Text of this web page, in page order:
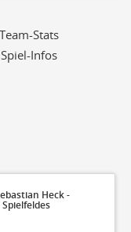
Team-Stats
Spiel-Infos
Heck -